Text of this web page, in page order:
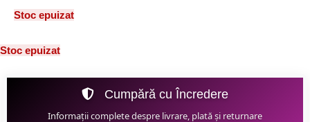
Stoc epuizat
Stoc epuizat
Cumpără cu Încredere
Informații complete despre livrare, plată și returnare